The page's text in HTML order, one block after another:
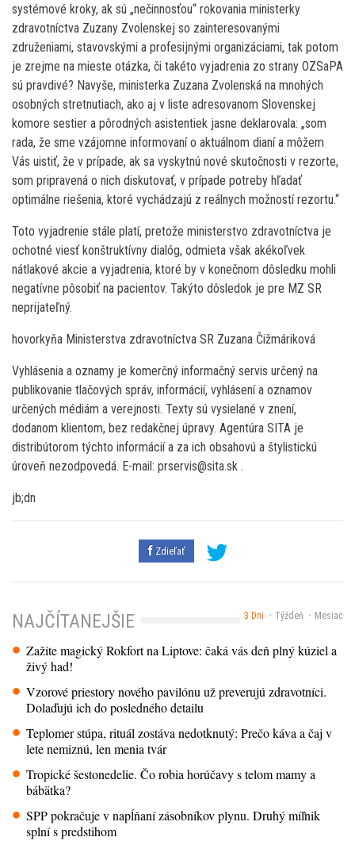
systémové kroky, ak sú „nečinnosťou“ rokovania ministerky
zdravotníctva Zuzany Zvolenskej so zainteresovanými
združeniami, stavovskými a profesijnými organizáciami, tak potom
je zrejme na mieste otázka, či takéto vyjadrenia zo strany OZSaPA
sú pravdivé? Navyše, ministerka Zuzana Zvolenská na mnohých
osobných stretnutiach, ako aj v liste adresovanom Slovenskej
komore sestier a pôrodných asistentiek jasne deklarovala: „som
rada, že sme vzájomne informovaní o aktuálnom dianí a môžem
Vás uistiť, že v prípade, ak sa vyskytnú nové skutočnosti v rezorte,
som pripravená o nich diskutovať, v prípade potreby hľadať
optimálne riešenia, ktoré vychádzajú z reálnych možností rezortu.“
Toto vyjadrenie stále platí, pretože ministerstvo zdravotníctva je
ochotné viesť konštruktívny dialóg, odmieta však akékoľvek
nátlakové akcie a vyjadrenia, ktoré by v konečnom dôsledku mohli
negatívne pôsobiť na pacientov. Takýto dôsledok je pre MZ SR
neprijateľný.
hovorkyňa Ministerstva zdravotníctva SR Zuzana Čižmáriková
Vyhlásenia a oznamy je komerčný informačný servis určený na
publikovanie tlačových správ, informácií, vyhlásení a oznamov
určených médiám a verejnosti. Texty sú vysielané v znení,
dodanom klientom, bez redakčnej úpravy. Agentúra SITA je
distribútorom týchto informácií a za ich obsahovú a štylistickú
úroveň nezodpovedá. E-mail: prservis@sita.sk .
jb;dn
Zdieľať
3 Dni Týždeň Mesiac
NAJČÍTANEJŠIE
Zažite magický Rokfort na Liptove: čaká vás deň plný kúziel a
živý had!
Vzorové priestory nového pavilónu už preverujú zdravotníci.
Dolaďujú ich do posledného detailu
Teplomer stúpa, rituál zostáva nedotknutý: Prečo káva a čaj v
lete nemiznú, len menia tvár
Tropické šestonedelie. Čo robia horúčavy s telom mamy a
bábätka?
SPP pokračuje v napĺňaní zásobníkov plynu. Druhý míľnik
splní s predstihom